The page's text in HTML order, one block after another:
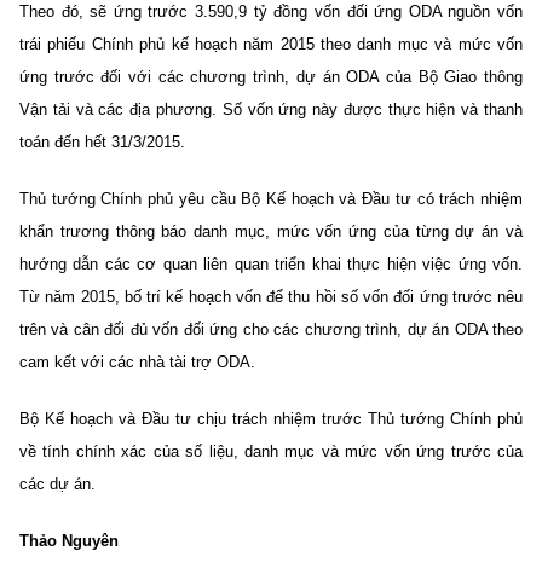
Theo đó, sẽ ứng trước 3.590,9 tỷ đồng vốn đối ứng ODA nguồn vốn
trái phiếu Chính phủ kế hoạch năm 2015 theo danh mục và mức vốn
ứng trước đối với các chương trình, dự án ODA của Bộ Giao thông
Vận tải và các địa phương. Số vốn ứng này được thực hiện và thanh
toán đến hết 31/3/2015.
Thủ tướng Chính phủ yêu cầu Bộ Kế hoạch và Đầu tư có trách nhiệm
khẩn trương thông báo danh mục, mức vốn ứng của từng dự án và
hướng dẫn các cơ quan liên quan triển khai thực hiện việc ứng vốn.
Từ năm 2015, bố trí kế hoạch vốn để thu hồi số vốn đối ứng trước nêu
trên và cân đối đủ vốn đối ứng cho các chương trình, dự án ODA theo
cam kết với các nhà tài trợ ODA.
Bộ Kế hoạch và Đầu tư chịu trách nhiệm trước Thủ tướng Chính phủ
về tính chính xác của số liệu, danh mục và mức vốn ứng trước của
các dự án.
Thảo Nguyên